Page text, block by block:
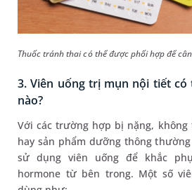
Thuốc tránh thai có thể được phối hợp để
3. Viên uống trị mụn nội tiết
nào?
Với các trường hợp bị nặng,
hay sản phẩm dưỡng thông
sử dụng viên uống để khắc
hormone từ bên trong. Một số